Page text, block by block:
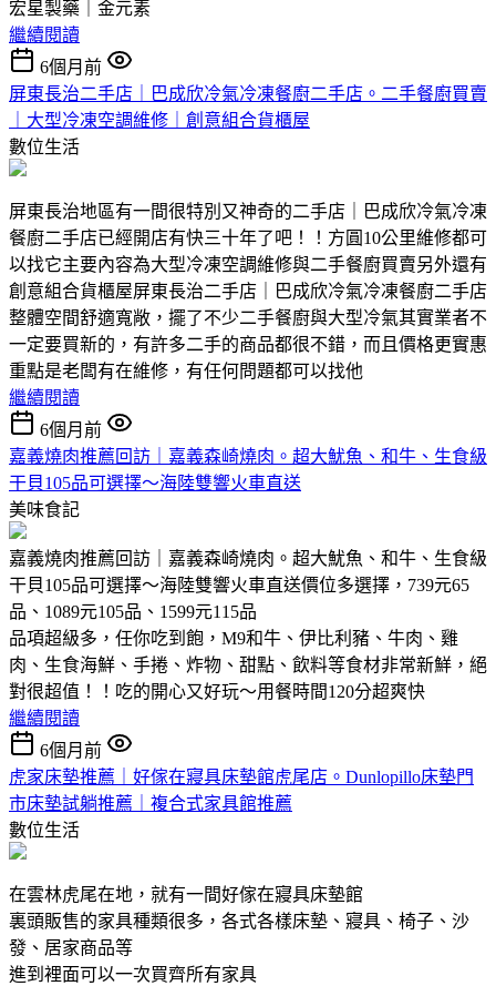
宏星製藥｜金元素
繼續閱讀
6個月前
屏東長治二手店｜巴成欣冷氣冷凍餐廚二手店。二手餐廚買賣
｜大型冷凍空調維修｜創意組合貨櫃屋
數位生活
屏東長治地區有一間很特別又神奇的二手店｜巴成欣冷氣冷凍
餐廚二手店已經開店有快三十年了吧！！方圓10公里維修都可
以找它主要內容為大型冷凍空調維修與二手餐廚買賣另外還有
創意組合貨櫃屋屏東長治二手店｜巴成欣冷氣冷凍餐廚二手店
整體空間舒適寬敞，擺了不少二手餐廚與大型冷氣其實業者不
一定要買新的，有許多二手的商品都很不錯，而且價格更實惠
重點是老闆有在維修，有任何問題都可以找他
繼續閱讀
6個月前
嘉義燒肉推薦回訪｜嘉義森崎燒肉。超大魷魚、和牛、生食級
干貝105品可選擇～海陸雙響火車直送
美味食記
嘉義燒肉推薦回訪｜嘉義森崎燒肉。超大魷魚、和牛、生食級
干貝105品可選擇～海陸雙響火車直送價位多選擇，739元65
品、1089元105品、1599元115品
品項超級多，任你吃到飽，M9和牛、伊比利豬、牛肉、雞
肉、生食海鮮、手捲、炸物、甜點、飲料等食材非常新鮮，絕
對很超值！！吃的開心又好玩～用餐時間120分超爽快
繼續閱讀
6個月前
虎家床墊推薦｜好傢在寢具床墊館虎尾店。Dunlopillo床墊門
市床墊試躺推薦｜複合式家具館推薦
數位生活
在雲林虎尾在地，就有一間好傢在寢具床墊館
裏頭販售的家具種類很多，各式各樣床墊、寢具、椅子、沙
發、居家商品等
進到裡面可以一次買齊所有家具